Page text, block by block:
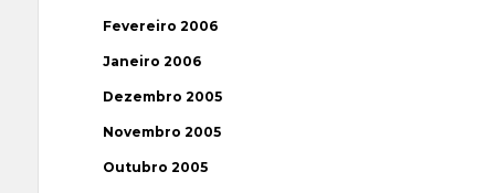
Fevereiro 2006
Janeiro 2006
Dezembro 2005
Novembro 2005
Outubro 2005